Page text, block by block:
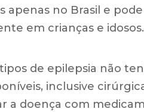
apenas no Brasil e
em crianças e idosos.
de epilepsia não
inclusive
a doença com